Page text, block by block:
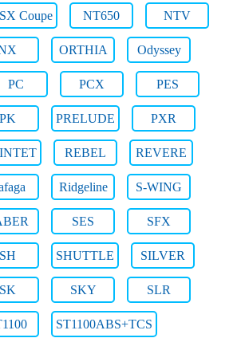
Coupe NT650 NTV
ORTHIA Odyssey
PC PCX PES
PK PRELUDE PXR
REBEL REVERE
Ridgeline S-WING
SES SFX
SH SHUTTLE SILVER
SK SKY SLR
ST1100ABS+TCS